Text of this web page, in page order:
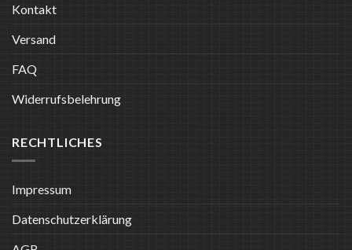
Kontakt
Versand
FAQ
Widerrufsbelehrung
RECHTLICHES
Impressum
Datenschutzerklärung